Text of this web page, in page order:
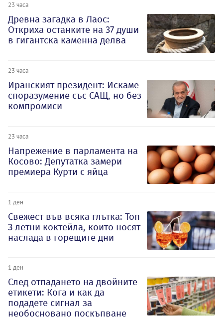
23 часа
Древна загадка в Лаос:
Откриха останките на 37 души
в гигантска каменна делва
23 часа
Иранският президент: Искаме
споразумение със САЩ, но без
компромиси
23 часа
Напрежение в парламента на
Косово: Депутатка замери
премиера Курти с яйца
1 ден
Свежест във всяка глътка: Топ
3 летни коктейла, които носят
наслада в горещите дни
1 ден
След отпадането на двойните
етикети: Кога и как да
подадете сигнал за
необосновано поскъпване